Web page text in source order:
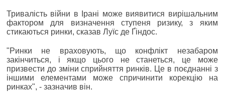
Тривалість війни в Ірані може виявитися вирішальним
фактором для визначення ступеня ризику, з яким
стикаються ринки, сказав Луїс де Ґіндос.
"Ринки не враховують, що конфлікт незабаром
закінчиться, і якщо цього не станеться, це може
призвести до зміни сприйняття ринків. Це в поєднанні з
іншими елементами може спричинити корекцію на
ринках", - зазначив він.